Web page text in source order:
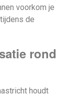
voorkom je
de
rond
houdt